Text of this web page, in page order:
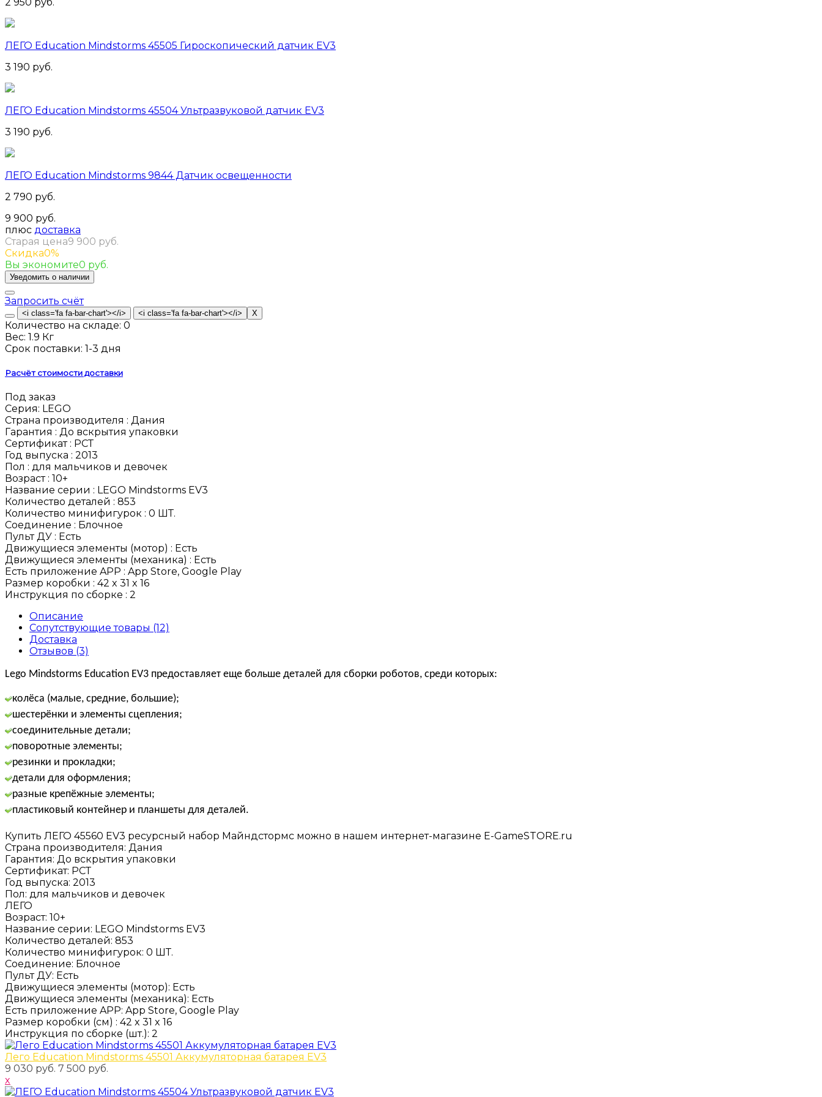
ЛЕГО Education Mindstorms 45505 Гироскопический датчик EV3
3 190 руб.
ЛЕГО Education Mindstorms 45504 Ультразвуковой датчик EV3
3 190 руб.
ЛЕГО Education Mindstorms 9844 Датчик освещенности
2 790 руб.
9 900 руб.
плюс доставка
Старая цена9 900 руб.
Скидка0%
Вы экономите0 руб.
Запросить счёт
Количество на складе: 0
Вес: 1.9 Кг
Срок поставки: 1-3 дня
Расчёт стоимости доставки
Под заказ
Серия: LEGO
Страна производителя : Дания
Гарантия : До вскрытия упаковки
Сертификат : РСТ
Год выпуска : 2013
Пол : для мальчиков и девочек
Возраст : 10+
Название серии : LEGO Mindstorms EV3
Количество деталей : 853
Количество минифигурок : 0 ШТ.
Соединение : Блочное
Пульт ДУ : Есть
Движущиеся элементы (мотор) : Есть
Движущиеся элементы (механика) : Есть
Есть приложение APP : App Store, Google Play
Размер коробки : 42 x 31 x 16
Инструкция по сборке : 2
Описание
Сопутствующие товары (12)
Доставка
Отзывов (3)
Lego Mindstorms Education EV3 предоставляет еще больше деталей для сборки роботов, среди которых:
колёса (малые, средние, большие);
шестерёнки и элементы сцепления;
соединительные детали;
поворотные элементы;
резинки и прокладки;
детали для оформления;
разные крепёжные элементы;
пластиковый контейнер и планшеты для деталей.
Купить ЛЕГО 45560 EV3 ресурсный набор Майндстормс можно в нашем интернет-магазине E-GameSTORE.ru
Страна производителя: Дания
Гарантия: До вскрытия упаковки
Сертификат: РСТ
Год выпуска: 2013
Пол: для мальчиков и девочек
ЛЕГО
Возраст: 10+
Название серии: LEGO Mindstorms EV3
Количество деталей: 853
Количество минифигурок: 0 ШТ.
Соединение: Блочное
Пульт ДУ: Есть
Движущиеся элементы (мотор): Есть
Движущиеся элементы (механика): Есть
Есть приложение APP: App Store, Google Play
Размер коробки (см) : 42 x 31 x 16
Инструкция по сборке (шт.): 2
Лего Education Mindstorms 45501 Аккумуляторная батарея EV3
9 030 руб. 7 500 руб.
x